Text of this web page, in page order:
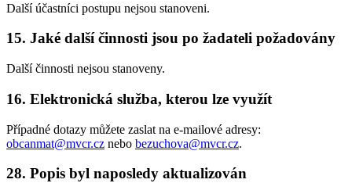
Další účastníci postupu nejsou stanoveni.
15. Jaké další činnosti jsou po žadateli požadovány
Další činnosti nejsou stanoveny.
16. Elektronická služba, kterou lze využít
Případné dotazy můžete zaslat na e-mailové adresy:
obcanmat@mvcr.cz nebo bezuchova@mvcr.cz.
28. Popis byl naposledy aktualizován